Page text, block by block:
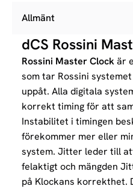
Allmänt
dCS Rossini
Rossini Master Clockär
som tar Rossini
uppåt. Alla digitala
korrekt timing för att
Instabilitet i timingen
förekommer mer eller
system. Jitter leder till
felaktigt och mängden
på Klockans korrekthet.